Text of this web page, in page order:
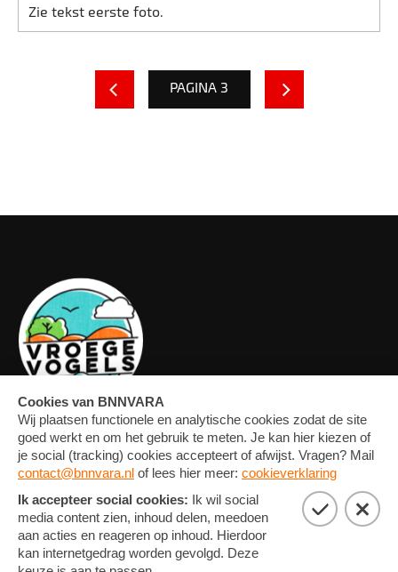
Zie tekst eerste foto.
PAGINA 3
OVERZICHT
ARTIKELEN
FOTO'S
FORUM
NIEUWSBRIEF